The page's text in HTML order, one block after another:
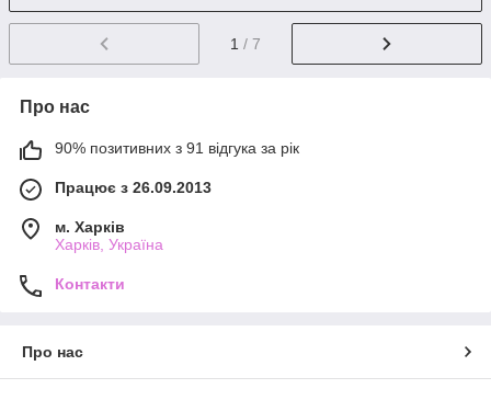
1 / 7
Про нас
90% позитивних з 91 відгука за рік
Працює з 26.09.2013
м. Харків
Харків, Україна
Контакти
Про нас